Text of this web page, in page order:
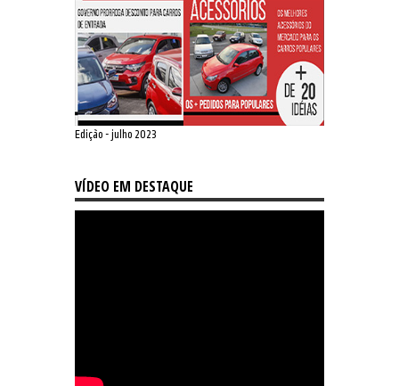
Edição - julho 2023
VÍDEO EM DESTAQUE